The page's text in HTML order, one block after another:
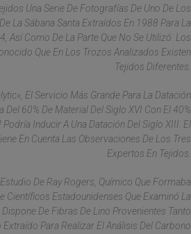
Una Serie De Fotografías De Uno De Los
La Sábana Santa Extraídos En 1988 Para La
Así Como De La Parte Que No Se Utilizó. Los
Que En Los Trozos Analizados Existen
Tejidos Diferentes.
El Servicio Más Grande Para La Datación
60% De Material Del Siglo XVI Con El 40%
Podría Inducir A Una Datación Del Siglo XIII. El
En Cuenta Las Observaciones De Los Tres
Expertos En Tejidos.
De Ray Rogers, Químico Que Formaba
Científicos Estadounidenses Que Examinó La
De Fibras De Lino Provenientes Tanto
Para Realizar El Análisis Del Carbono